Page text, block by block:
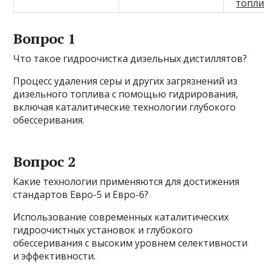
Вопрос 1
Что такое гидроочистка дизельных дистиллятов?
Процесс удаления серы и других загрязнений из
дизельного топлива с помощью гидрирования,
включая каталитические технологии глубокого
обессеривания.
Вопрос 2
Какие технологии применяются для достижения
стандартов Евро-5 и Евро-6?
Использование современных каталитических
гидроочистных установок и глубокого
обессеривания с высоким уровнем селективности
и эффективности.